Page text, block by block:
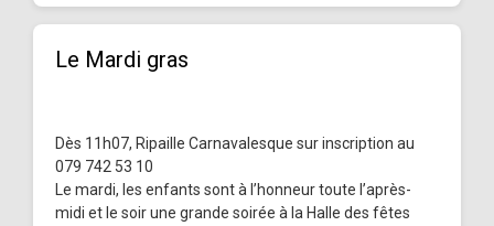
Le Mardi gras
Dès 11h07, Ripaille Carnavalesque sur inscription au
079 742 53 10
Le mardi, les enfants sont à l’honneur toute l’après-
midi et le soir une grande soirée à la Halle des fêtes